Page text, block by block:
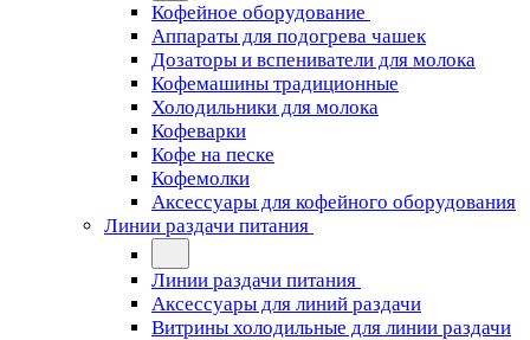
Кофейное оборудование
Аппараты для подогрева чашек
Дозаторы и вспениватели для молока
Кофемашины традиционные
Холодильники для молока
Кофеварки
Кофе на песке
Кофемолки
Аксессуары для кофейного оборудования
Линии раздачи питания
Линии раздачи питания
Аксессуары для линий раздачи
Витрины холодильные для линии раздачи